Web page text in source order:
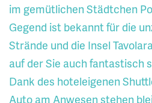
im gemütlichen Städtchen
Gegend ist bekannt für die
Strände und die Insel
auf der Sie auch fantastisch
Dank des hoteleigenen
Auto am Anwesen stehen